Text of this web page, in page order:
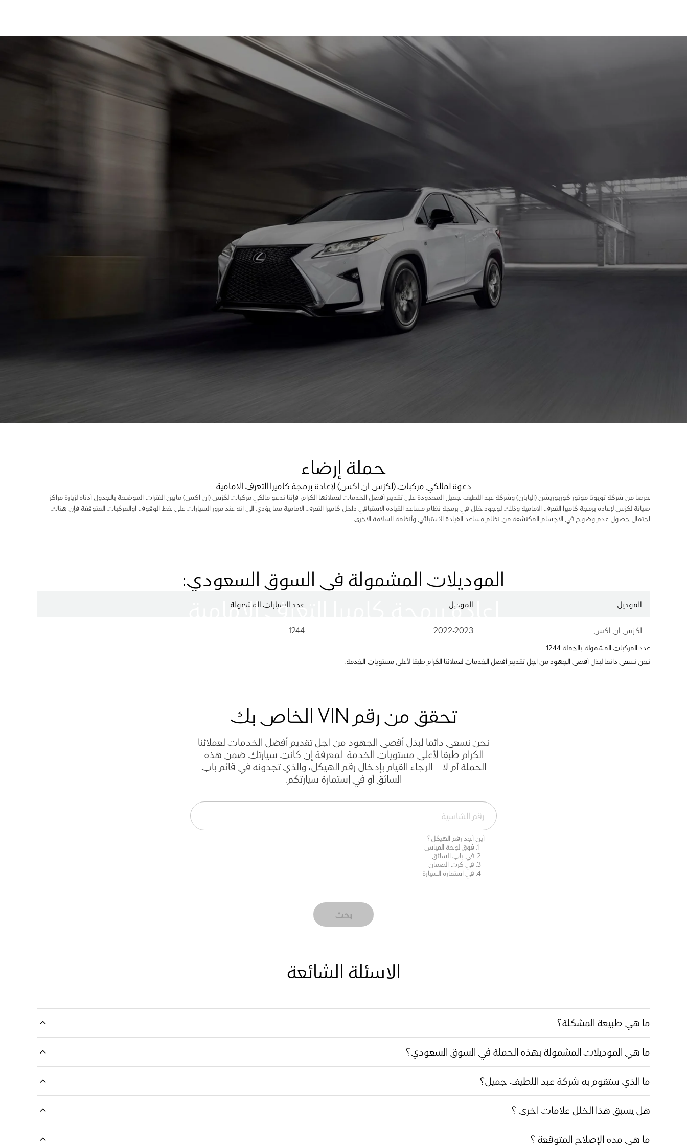
إعادة برمجة كاميرا التعرف الامامية
حملة إرضاء
دعوة لمالكي مركبات (لكزس ان اكس) لإعادة برمجة كاميرا التعرف الامامية
حرصا من شركة تويوتا موتور كوربوريشن (اليابان) وشركة عبد اللطيف جميل المحدودة على تقديم أفضل الخدمات لعملائها الكرام، فإننا ندعو مالكي مركبات لكزس (ان اكس) مابين الفترات الموضحة بالجدول أدناه لزيارة مراكز
صيانة لكزس لإعادة برمجة كاميرا التعرف الامامية وذلك لوجود خلل في برمجة نظام مساعد القيادة الاستباقي داخل كاميرا التعرف الامامية مما يؤدي الى انه عند مرور السيارات على خط الوقوف اوالمركبات المتوقفة فإن هناك
احتمال حصول عدم وضوح في الأجسام المكتشفة من نظام مساعد القيادة الاستباقي وأنظمة السلامة الاخرى .
الموديلات المشمولة في السوق السعودي:
الموديل الموديل عدد السيارات المشمولة
لكزس ان اكس 2022-2023
1244
عدد المركبات المشمولة بالحملة 1244
نحن نسعى دائما لبذل أقصى الجهود من اجل تقديم أفضل الخدمات لعملائنا الكرام طبقا لأعلى مستويات الخدمة.
تحقق من رقم VIN الخاص بك
نحن نسعى دائما لبذل أقصى الجهود من اجل تقديم أفضل الخدمات لعملائنا
الكرام طبقا لأعلى مستويات الخدمة. لمعرفة إن كانت سيارتك ضمن هذه
الحملة أم لا ... الرجاء القيام بإدخال رقم الهيكل، والذي تجدونه في قائم باب
السائق أو في إستمارة سيارتكم.
أين أجد رقم الهيكل؟
فوق لوحة القياس
في باب السائق
في كرت الضمان
في استمارة السيارة
بحث
الاسئلة الشائعة
ما هي طبيعة المشكلة؟
ما هي الموديلات المشمولة بهذه الحملة في السوق السعودي؟
ما الذي ستقوم به شركة عبد اللطيف جميل؟
هل يسبق هذا الخلل علامات اخرى ؟
ما هي مده الإصلاح المتوقعة ؟